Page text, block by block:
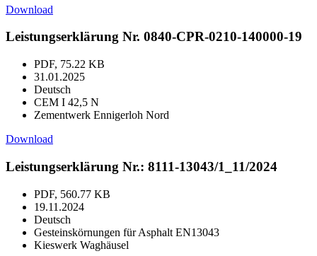
Download
Leistungserklärung Nr. 0840-CPR-0210-140000-19
PDF, 75.22 KB
31.01.2025
Deutsch
CEM I 42,5 N
Zementwerk Ennigerloh Nord
Download
Leistungserklärung Nr.: 8111-13043/1_11/2024
PDF, 560.77 KB
19.11.2024
Deutsch
Gesteinskörnungen für Asphalt EN13043
Kieswerk Waghäusel